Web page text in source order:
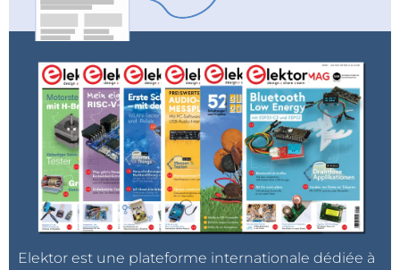
Elektor est une plateforme internationale dédiée à